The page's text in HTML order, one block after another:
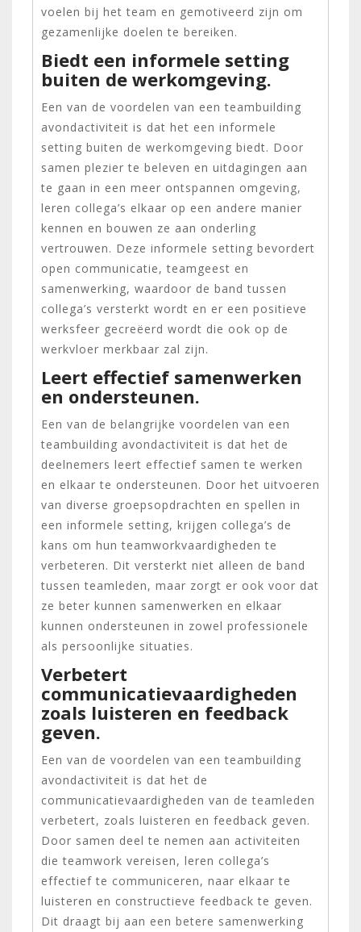
voelen bij het team en gemotiveerd zijn om
gezamenlijke doelen te bereiken.
Biedt een informele setting
buiten de werkomgeving.
Een van de voordelen van een teambuilding
avondactiviteit is dat het een informele
setting buiten de werkomgeving biedt. Door
samen plezier te beleven en uitdagingen aan
te gaan in een meer ontspannen omgeving,
leren collega’s elkaar op een andere manier
kennen en bouwen ze aan onderling
vertrouwen. Deze informele setting bevordert
open communicatie, teamgeest en
samenwerking, waardoor de band tussen
collega’s versterkt wordt en er een positieve
werksfeer gecreëerd wordt die ook op de
werkvloer merkbaar zal zijn.
Leert effectief samenwerken
en ondersteunen.
Een van de belangrijke voordelen van een
teambuilding avondactiviteit is dat het de
deelnemers leert effectief samen te werken
en elkaar te ondersteunen. Door het uitvoeren
van diverse groepsopdrachten en spellen in
een informele setting, krijgen collega’s de
kans om hun teamworkvaardigheden te
verbeteren. Dit versterkt niet alleen de band
tussen teamleden, maar zorgt er ook voor dat
ze beter kunnen samenwerken en elkaar
kunnen ondersteunen in zowel professionele
als persoonlijke situaties.
Verbetert
communicatievaardigheden
zoals luisteren en feedback
geven.
Een van de voordelen van een teambuilding
avondactiviteit is dat het de
communicatievaardigheden van de teamleden
verbetert, zoals luisteren en feedback geven.
Door samen deel te nemen aan activiteiten
die teamwork vereisen, leren collega’s
effectief te communiceren, naar elkaar te
luisteren en constructieve feedback te geven.
Dit draagt bij aan een betere samenwerking